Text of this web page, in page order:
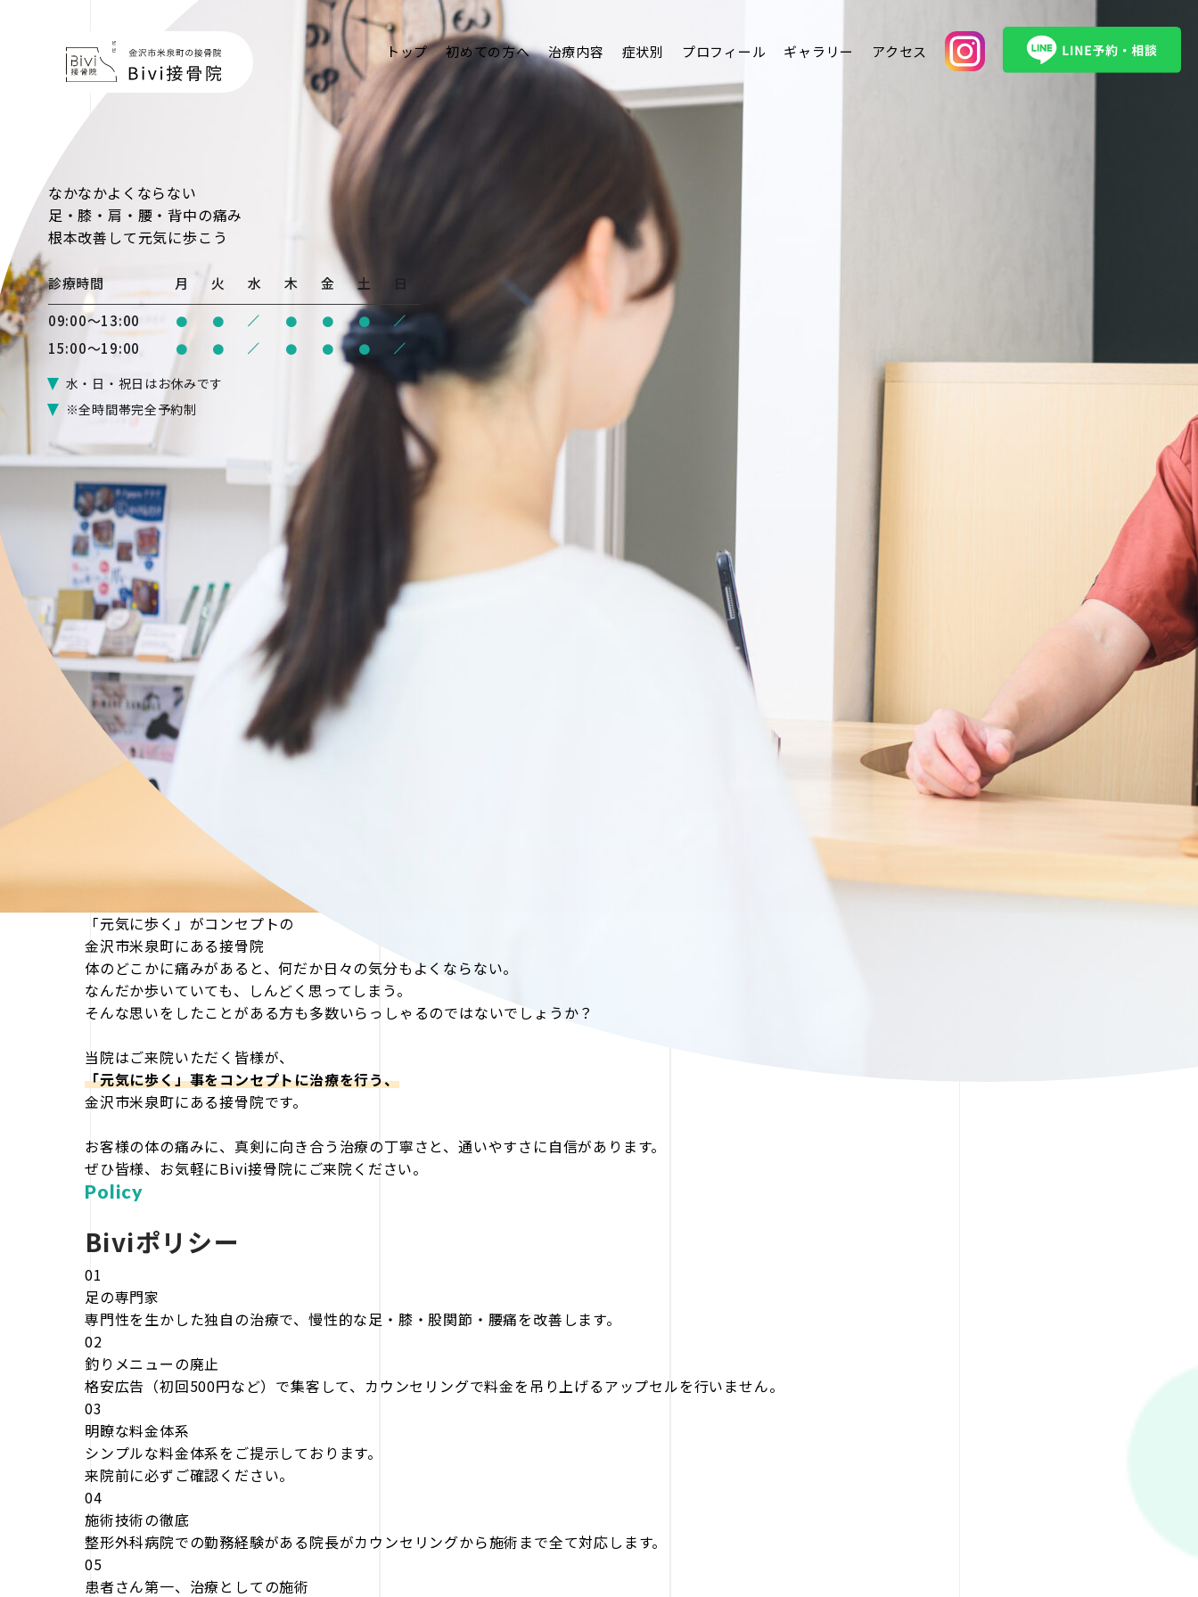
トップ 初めての方へ 治療内容 症状別 プロフィール ギャラリー アクセス
なかなかよくならない
足・膝・肩・腰・背中の痛み
根本改善 して元気に歩こう
診療時間 月 火 水 木 金 土
日
09:00〜13:00
● ● / ● ● ● /
15:00〜19:00 ● ● / ● ● ● /
水・日・祝日はお休みです
※全時間帯完全予約制
「元気に歩く」がコンセプトの
金沢市米泉町にある接骨院
体のどこかに痛みがあると、何だか日々の気分もよくならない。
なんだか歩いていても、しんどく思ってしまう。
そんな思いをしたことがある方も多数いらっしゃるのではないでしょうか？
当院はご来院いただく皆様が、
「元気に歩く」事をコンセプトに治療を行う、
金沢市米泉町にある接骨院です。
お客様の体の痛みに、真剣に向き合う治療の丁寧さと、通いやすさに自信があります。
ぜひ皆様、お気軽にBivi接骨院にご来院ください。
Policy
Biviポリシー
01
足の専門家
専門性を生かした独自の治療で、慢性的な足・膝・股関節・腰痛を改善します。
02
釣りメニューの廃止
格安広告（初回500円など）で集客して、カウンセリングで料金を吊り上げるアップセルを行いません。
03
明瞭な料金体系
シンプルな料金体系をご提示しております。
来院前に必ずご確認ください。
04
施術技術の徹底
整形外科病院での勤務経験がある院長がカウンセリングから施術まで全て対応します。
05
患者さん第一、治療としての施術